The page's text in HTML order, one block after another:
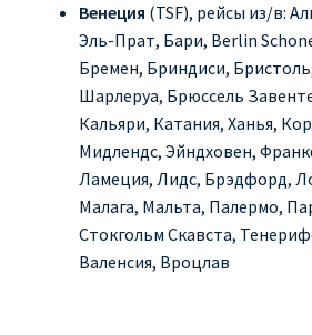
Венеция (TSF), рейсы из/в:
Эль-Прат, Бари, Berlin
Бремен, Бриндиси,
Шарлеруа, Брюссель
Кальяри, Катания, Ханья,
Мидлендс, Эйндховен,
Ламеция, Лидс, Брэдфорд,
Малага, Мальта, Палермо,
Стокгольм Скавста,
Валенсия, Вроцлав